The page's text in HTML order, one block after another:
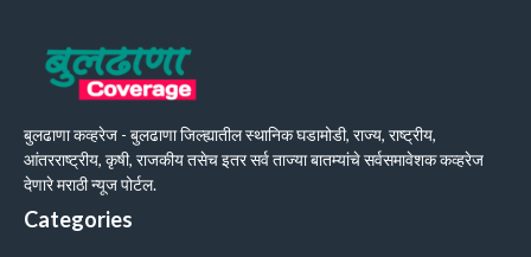
बुलढाणा कव्हरेज - बुलढाणा जिल्ह्यातील स्थानिक घडामोडी, राज्य, राष्ट्रीय,
आंतरराष्ट्रीय, कृषी, राजकीय तसेच इतर सर्व ताज्या बातम्यांचे सर्वसमावेशक कव्हरेज
देणारे मराठी न्यूज पोर्टल.
Categories